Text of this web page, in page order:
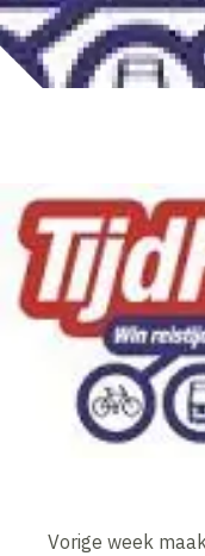
Vorige week